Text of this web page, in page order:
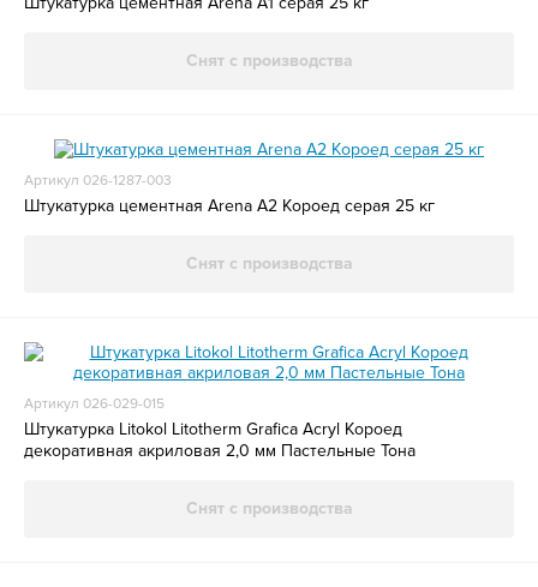
Снят с производства
Артикул 026-1287-003
Штукатурка цементная Arena A2 Короед серая 25 кг
Снят с производства
Артикул 026-029-015
Штукатурка Litokol Litotherm Grafica Acryl Короед
декоративная акриловая 2,0 мм Пастельные Тона
Снят с производства